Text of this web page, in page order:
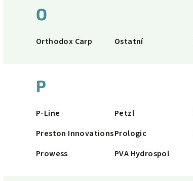
O
Orthodox Carp Ostatní
P
P-Line Petzl
Preston InnovationsPrologic
Prowess
PVA Hydrospol